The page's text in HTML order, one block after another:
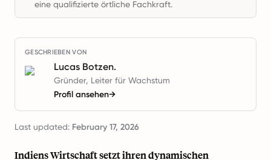
eine qualifizierte örtliche Fachkraft.
GESCHRIEBEN VON
Lucas Botzen.
Gründer, Leiter für Wachstum
Profil ansehen→
Last updated: February 17, 2026
Indiens Wirtschaft setzt ihren dynamischen